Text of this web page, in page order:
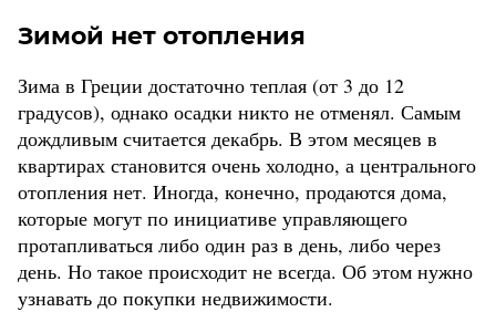
Зимой нет отопления
Зима в Греции достаточно теплая (от 3 до 12
градусов), однако осадки никто не отменял. Самым
дождливым считается декабрь. В этом месяцев в
квартирах становится очень холодно, а центрального
отопления нет. Иногда, конечно, продаются дома,
которые могут по инициативе управляющего
протапливаться либо один раз в день, либо через
день. Но такое происходит не всегда. Об этом нужно
узнавать до покупки недвижимости.